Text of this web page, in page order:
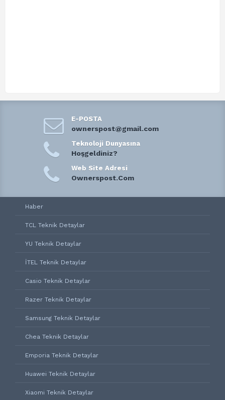
E-POSTA
ownerspost@gmail.com
Teknoloji Dunyasına
Hoşgeldiniz?
Web Site Adresi
Ownerspost.Com
Haber
TCL Teknik Detaylar
YU Teknik Detaylar
İTEL Teknik Detaylar
Casio Teknik Detaylar
Razer Teknik Detaylar
Samsung Teknik Detaylar
Chea Teknik Detaylar
Emporia Teknik Detaylar
Huawei Teknik Detaylar
Xiaomi Teknik Detaylar